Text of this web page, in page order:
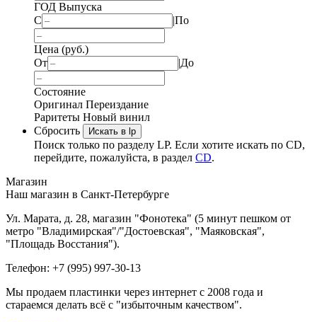
ГОД Выпуска
С
|По
Цена (руб.)
От
|До
Состояние
Оригинал Переиздание
Раритеты Новый винил
Сбросить
Искать в lp
Поиск только по разделу LP. Если хотите искать по CD,
перейдите, пожалуйста, в раздел CD.
Магазин
Наш магазин в Санкт-Петербурге
Ул. Марата, д. 28, магазин "Фонотека" (5 минут пешком от
метро "Владимирская"/"Достоевская", "Маяковская",
"Площадь Восстания").
Телефон: +7 (995) 997-30-13
Мы продаем пластинки через интернет c 2008 года и
стараемся делать всё с "избыточным качеством".